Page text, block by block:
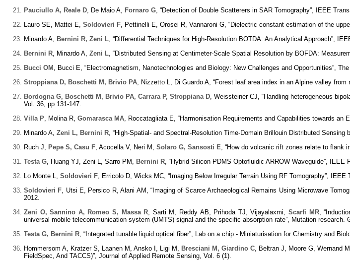
Pauciullo A, Reale D , De Maio A, Fornaro G , “Detection of Double Scatterers in SAR Tomography”, IEEE
Lauro SE, Mattei E, Soldovieri F , Pettinelli E, Orosei R, Vannaroni G, “Dielectric constant estimation of the
Minardo A,
Bernini R, Zeni L , “Differential Techniques for High-Resolution BOTDA: An Analytical Approach”,
Bernini R , Minardo A, Zeni L , “Distributed Sensing at Centimeter-Scale Spatial Resolution by BOFDA:
Bucci OM
, Bucci E, “Electromagnetism, Nanotechnologies and Biology: New Challenges and Opportunities”,
Stroppiana D, Boschetti M, Brivio PA , Nizzetto L, Di Guardo A, “Forest leaf area index in an Alpine valley
Bordogna G, Boschetti M, Brivio PA, Carrara P, Stroppiana D , Weissteiner CJ, “Handling heterogeneous
Vol. 36, pp 131-147.
Villa P , Molina R, Gomarasca MA , Roccatagliata E, “Harmonisation Requirements and Capabilities towards
Minardo A, Zeni L, Bernini R , “High-Spatial- and Spectral-Resolution Time-Domain Brillouin Distributed
Ruch J,
Pepe S, Casu F , Acocella V, Neri M, Solaro G, Sansosti E , “How do volcanic rift zones relate to
Testa G , Huang YJ, Zeni L, Sarro PM, Bernini R , “Hybrid Silicon-PDMS Optofluidic ARROW Waveguide”,
Lo Monte L, Soldovieri F , Erricolo D, Wicks MC, “Imaging Below Irregular Terrain Using RF Tomography”,
Soldovieri F , Utsi E, Persico R, Alani AM, “Imaging of Scarce Archaeological Remains Using Microwave
2012.
Zeni O, Sannino A, Romeo S, Massa R , Sarti M, Reddy AB, Prihoda TJ, Vijayalaxmi, Scarfi MR,
universal mobile telecommunication system (UMTS) signal and the specific absorption rate”, Mutation
Testa G, Bernini R , “Integrated tunable liquid optical fiber”, Lab on a chip - Miniaturisation for Chemistry and
Hommersom A, Kratzer S, Laanen M, Ansko I, Ligi M,
Bresciani M, Giardino C , Beltran J, Moore G, Wernand
FieldSpec, And TACCS)”, Journal of Applied Remote Sensing, Vol. 6 (1).